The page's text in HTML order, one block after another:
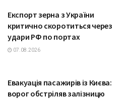
Експорт зерна з України
критично скоротиться через
удари РФ по портах
07.08.2026
Евакуація пасажирів із Києва:
ворог обстріляв залізницю